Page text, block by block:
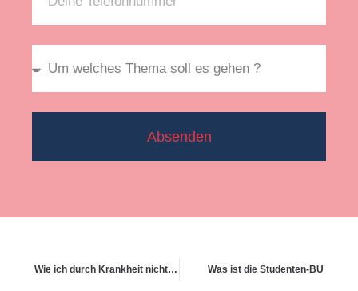
Absenden
Wie ich durch Krankheit nicht in die Schuldenfalle rutsche Was ist die Studenten-BU